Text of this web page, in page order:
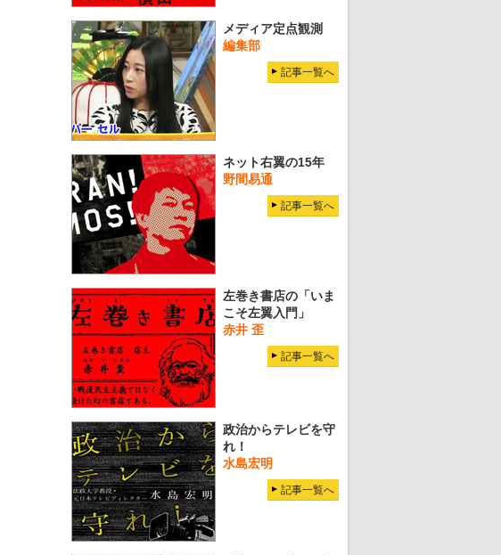
メディア定点観測
編集部
記事一覧へ
ネット右翼の15年
野間易通
記事一覧へ
左巻き書店の「いま
こそ左翼入門」
赤井 歪
記事一覧へ
政治からテレビを守
れ！
水島宏明
記事一覧へ